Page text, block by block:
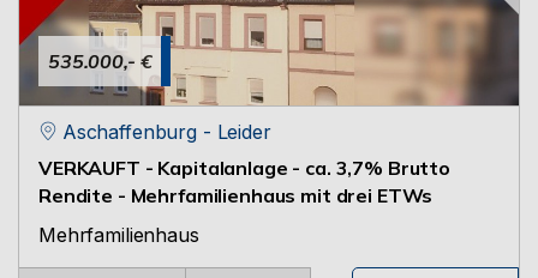
535.000,- €
Aschaffenburg - Leider
VERKAUFT - Kapitalanlage - ca. 3,7% Brutto
Rendite - Mehrfamilienhaus mit drei ETWs
Mehrfamilienhaus